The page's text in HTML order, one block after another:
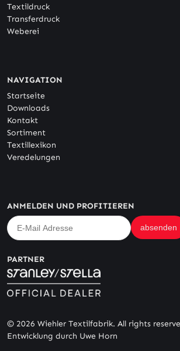
Textildruck
Transferdruck
Weberei
NAVIGATION
Startseite
Downloads
Kontakt
Sortiment
Textillexikon
Veredelungen
ANMELDEN UND PROFITIEREN
PARTNER
© 2026 Wiehler Textilfabrik. All rights
Entwicklung durch Uwe Horn